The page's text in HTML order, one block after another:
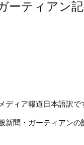
ーティアン
ィア報道日本語訳で
新聞・ガーティアンの